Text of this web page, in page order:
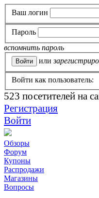
Ваш логин
Пароль
вспомнить пароль
или
Войти как пользователь:
523 посетителей на
Регистрация
Войти
Обзоры
Форум
Купоны
Распродажи
Магазины
Вопросы